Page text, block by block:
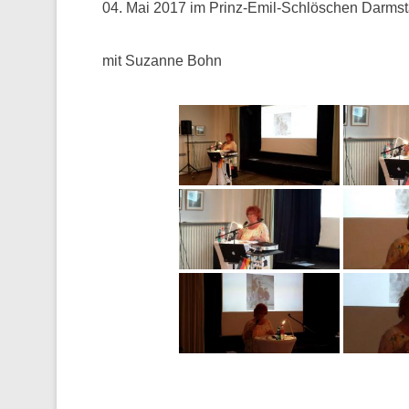
04. Mai 2017 im Prinz-Emil-Schlöschen
mit Suzanne Bohn